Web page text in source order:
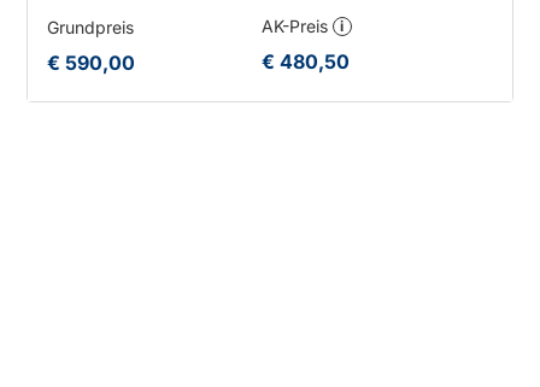
Grundpreis
€ 590,00
AK-Preis i
€ 480,50